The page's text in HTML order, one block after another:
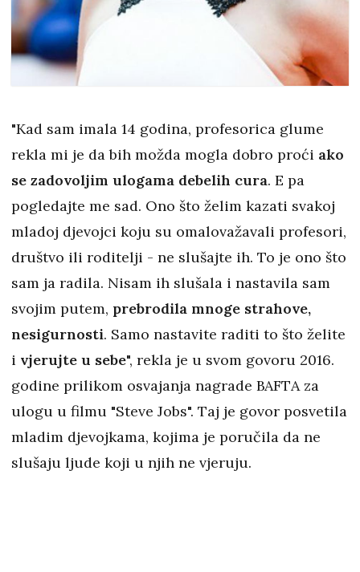
"Kad sam imala 14 godina, profesorica glume
rekla mi je da bih možda mogla dobro proći ako
se zadovoljim ulogama debelih cura. E pa
pogledajte me sad. Ono što želim kazati svakoj
mladoj djevojci koju su omalovažavali profesori,
društvo ili roditelji - ne slušajte ih. To je ono što
sam ja radila. Nisam ih slušala i nastavila sam
svojim putem, prebrodila mnoge strahove,
nesigurnosti. Samo nastavite raditi to što želite
i vjerujte u sebe", rekla je u svom govoru 2016.
godine prilikom osvajanja nagrade BAFTA za
ulogu u filmu "Steve Jobs". Taj je govor posvetila
mladim djevojkama, kojima je poručila da ne
slušaju ljude koji u njih ne vjeruju.